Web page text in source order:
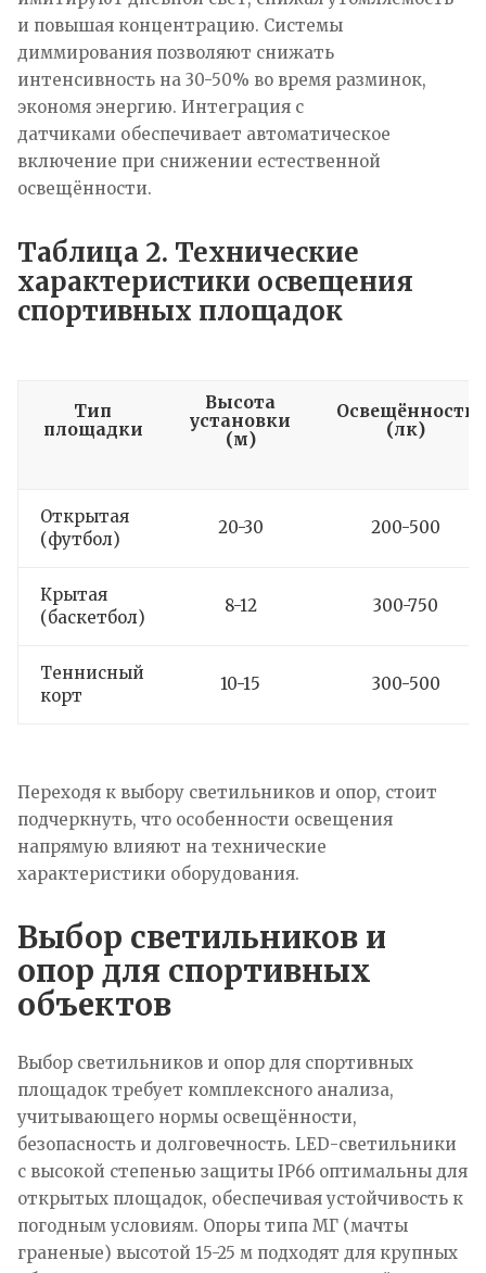
и повышая концентрацию. Системы
диммирования позволяют снижать
интенсивность на 30-50% во время разминок,
экономя энергию. Интеграция с
датчиками обеспечивает автоматическое
включение при снижении естественной
освещённости.
Таблица 2. Технические
характеристики освещения
спортивных площадок
Тип
площадки
Высота
установки
(м)
Освещённость
(лк)
Открытая
(футбол)
20-30 200-500
Крытая
(баскетбол)
8-12 300-750
Теннисный
корт
10-15 300-500
Переходя к выбору светильников и опор, стоит
подчеркнуть, что особенности освещения
напрямую влияют на технические
характеристики оборудования.
Выбор светильников и
опор для спортивных
объектов
Выбор светильников и опор для спортивных
площадок требует комплексного анализа,
учитывающего нормы освещённости,
безопасность и долговечность. LED-светильники
с высокой степенью защиты IP66 оптимальны для
открытых площадок, обеспечивая устойчивость к
погодным условиям. Опоры типа МГ (мачты
граненые) высотой 15-25 м подходят для крупных